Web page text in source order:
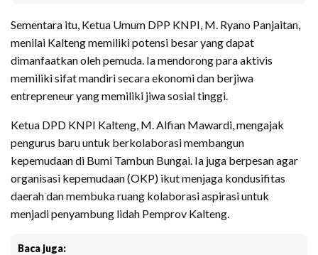
Sementara itu, Ketua Umum DPP KNPI, M. Ryano Panjaitan,
menilai Kalteng memiliki potensi besar yang dapat
dimanfaatkan oleh pemuda. Ia mendorong para aktivis
memiliki sifat mandiri secara ekonomi dan berjiwa
entrepreneur yang memiliki jiwa sosial tinggi.
Ketua DPD KNPI Kalteng, M. Alfian Mawardi, mengajak
pengurus baru untuk berkolaborasi membangun
kepemudaan di Bumi Tambun Bungai. Ia juga berpesan agar
organisasi kepemudaan (OKP) ikut menjaga kondusifitas
daerah dan membuka ruang kolaborasi aspirasi untuk
menjadi penyambung lidah Pemprov Kalteng.
Baca juga: